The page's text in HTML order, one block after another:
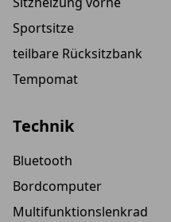
Sportsitze
teilbare Rücksitzbank
Tempomat
Technik
Bluetooth
Bordcomputer
Multifunktionslenkrad